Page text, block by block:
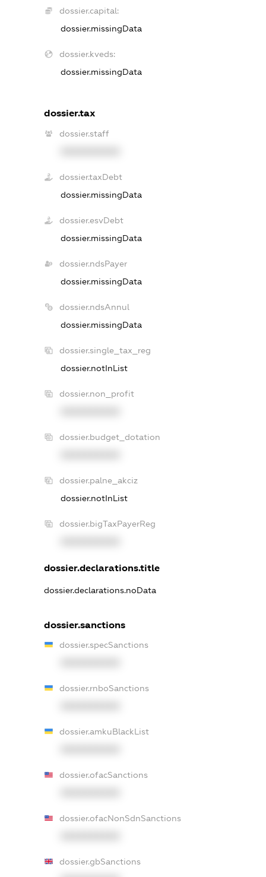
dossier.capital:
dossier.missingData
dossier.kveds:
dossier.missingData
dossier.tax
dossier.staff
dossier.taxDebt
dossier.missingData
dossier.esvDebt
dossier.missingData
dossier.ndsPayer
dossier.missingData
dossier.ndsAnnul
dossier.missingData
dossier.single_tax_reg
dossier.notInList
dossier.non_profit
dossier.budget_dotation
dossier.palne_akciz
dossier.notInList
dossier.bigTaxPayerReg
dossier.declarations.title
dossier.declarations.noData
dossier.sanctions
dossier.specSanctions
dossier.rnboSanctions
dossier.amkuBlackList
dossier.ofacSanctions
dossier.ofacNonSdnSanctions
dossier.gbSanctions